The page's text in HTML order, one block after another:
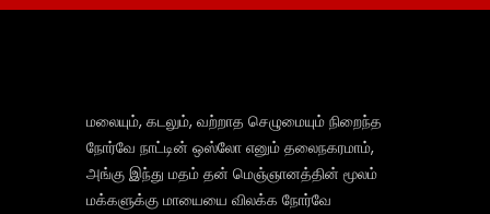
மலையும், கடலும், வற்றாத செழுமையும் நிறைந்த
நோர்வே நாட்டின் ஒஸ்லோ எனும் தலைநகரமாம்,
அங்கு இந்து மதம் தன் மெஞ்ஞானத்தின் மூலம்
மக்களுக்கு மாயையை விலக்க நோர்வே